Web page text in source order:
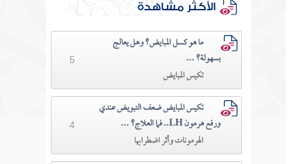
الأكثر مشاهدة
ما هو كسل المبايض؟ وهل يعالج
بسهولة؟ ...
تكيس المبايض
5
تكيس المبايض ضعف التبويض عندي
ورفع هرمون LH.. فما العلاج؟ ...
الهرمونات وأثر اضطرابها
4